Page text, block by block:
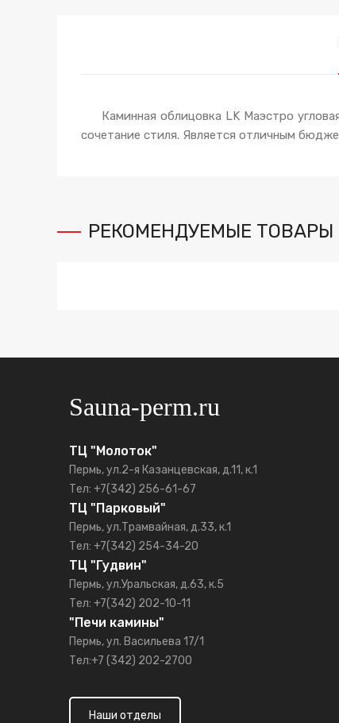
Каминная облицовка LK Маэстро
сочетание стиля. Является отличным
РЕКОМЕНДУЕМЫЕ ТОВАРЫ
Sauna-perm.ru
ТЦ "Молоток"
Пермь, ул.2-я Казанцевская, д.11, к.1
Тел: +7(342) 256-61-67
ТЦ "Парковый"
Пермь, ул.Трамвайная, д.33, к.1
Тел: +7(342) 254-34-20
ТЦ "Гудвин"
Пермь, ул.Уральская, д.63, к.5
Тел: +7(342) 202-10-11
"Печи камины"
Пермь, ул. Васильева 17/1
Тел:+7 (342) 202-2700
Наши отделы